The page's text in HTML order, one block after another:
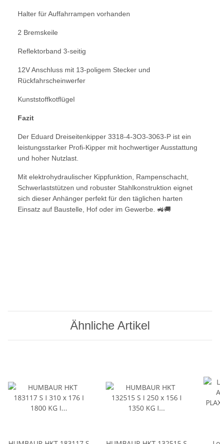
Halter für Auffahrrampen vorhanden
2 Bremskeile
Reflektorband 3-seitig
12V Anschluss mit 13-poligem Stecker und
Rückfahrscheinwerfer
Kunststoffkotflügel
Fazit
Der Eduard Dreiseitenkipper 3318-4-3O3-3063-P ist ein
leistungsstarker Profi-Kipper mit hochwertiger Ausstattung
und hoher Nutzlast.
Mit elektrohydraulischer Kippfunktion, Rampenschacht,
Schwerlaststützen und robuster Stahlkonstruktion eignet
sich dieser Anhänger perfekt für den täglichen harten
Einsatz auf Baustelle, Hof oder im Gewerbe. 🚜🚚
Ähnliche Artikel